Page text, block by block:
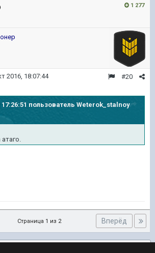
1 277
#20
2016, 18:07:44
17:26:51 пользователь Weterok_stalnoy
Вперёд
Страница 1 из 2